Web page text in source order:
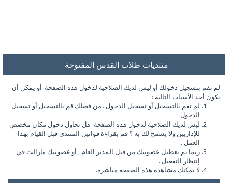
منتديات طلاب القدس المفتوحة
لم تقم بتسجيل دخولك أو ليس لديك الصلاحية لدخول هذه الصفحة. أو يمكن أن
يكون أحد الأسباب التالية :
لم تقم بالتسجيل أو تسجيل الدخول . من فضلك قم بالتسجيل أو تسجيل
الدخول .
ليس لديك الصلاحية لدخول هذه الصفحة. هل تحاول دخول مكان مخصص
للإداريين ولا يسمح لك به ؟ قم بقراءة قوانين المنتدى قبل القيام بهذا
العمل .
ربما تم تعطيل عضويتك من قبل المدير العام , أو عضويتك مازالت في
إنتظار التفعيل .
لا يمكنك مشاهدة هذه الصفحة مباشرة.